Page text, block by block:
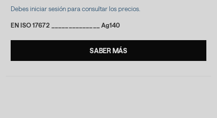
Debes iniciar sesión para consultar los precios.
EN ISO 17672 ______________ Ag140
SABER MÁS